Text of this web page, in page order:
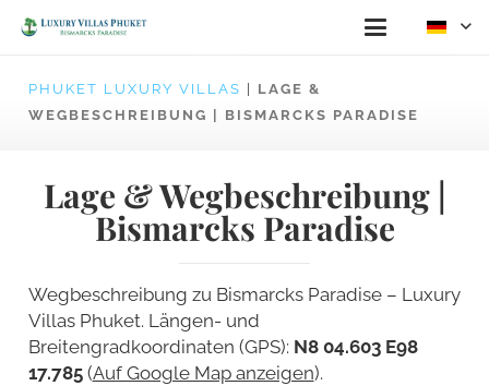
PHUKET LUXURY VILLAS
LAGE &
WEGBESCHREIBUNG | BISMARCKS PARADISE
Lage & Wegbeschreibung |
Bismarcks Paradise
Wegbeschreibung zu Bismarcks Paradise – Luxury
Villas Phuket. Längen- und
Breitengradkoordinaten (GPS): N8 04.603 E98
17.785(Auf Google Map anzeigen).